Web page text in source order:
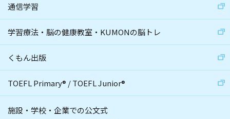
通信学習
学習療法・脳の健康教室・KUMONの脳トレ
くもん出版
TOEFL Primary® /TOEFL Junior®
施設・学校・企業での公文式